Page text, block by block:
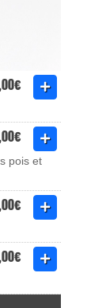
pois et